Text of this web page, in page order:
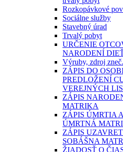
Rozkopávkové
Sociálne služby
Stavebný úrad
Trvalý pobyt
URČENIE
NARODENÍ
Výruby, zdroj
ZÁPIS DO
PREDLOŽENÍ
VEREJNÝCH
ZÁPIS
MATRIKA
ZÁPIS ÚMRTIA
ÚMRTNÁ
ZÁPIS
SOBÁŠNA
ŽIADOSŤ O